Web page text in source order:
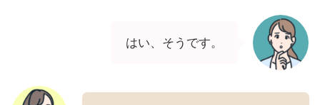
はい、そうです。